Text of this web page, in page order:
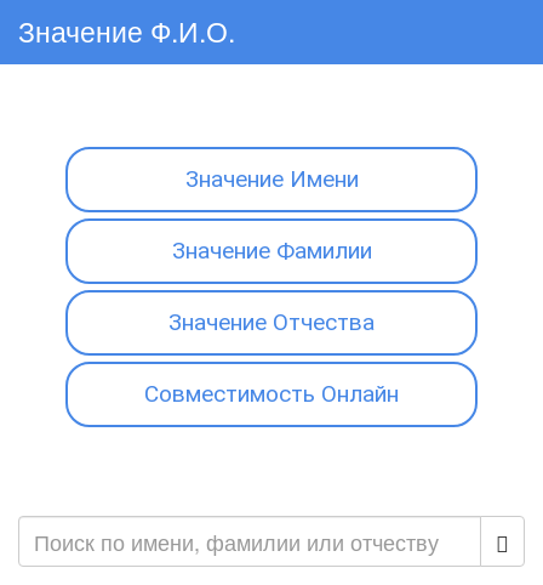
Значение Ф.И.О.
Значение Имени
Значение Фамилии
Значение Отчества
Совместимость Онлайн